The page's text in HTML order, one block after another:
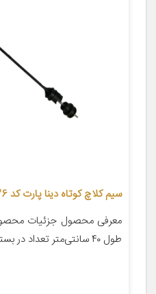
سیم کلاچ کوتاه دینا پارت کد 036 مناسب برای پژو 405
معرفی محصول جزئیات
طول ۴۰ سانتی‌متر تعداد در بسته‌بندی ۱